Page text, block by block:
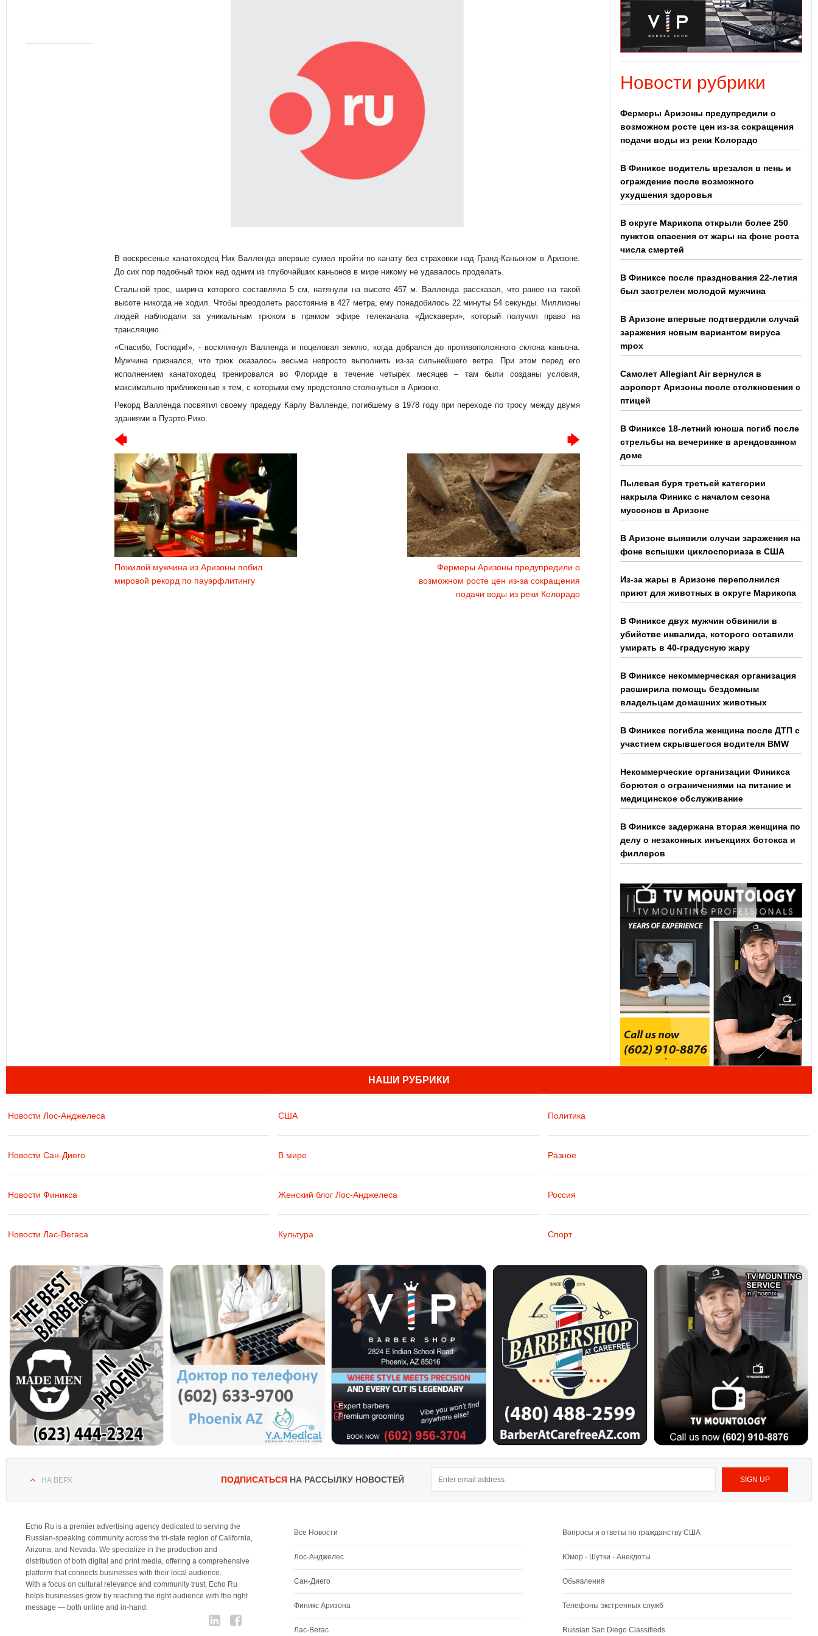
В воскресенье канатоходец Ник Валленда впервые сумел пройти по канату без страховки над Гранд-Каньоном в Аризоне.
До сих пор подобный трюк над одним из глубочайших каньонов в мире никому не удавалось проделать.
Стальной трос, ширина которого составляла 5 см, натянули на высоте 457 м. Валленда рассказал, что ранее на такой
высоте никогда не ходил. Чтобы преодолеть расстояние в 427 метра, ему понадобилось 22 минуты 54 секунды. Миллионы
людей наблюдали за уникальным трюком в прямом эфире телеканала «Дискавери», который получил право на
трансляцию.
«Спасибо, Господи!», - воскликнул Валленда и поцеловал землю, когда добрался до противоположного склона каньона.
Мужчина признался, что трюк оказалось весьма непросто выполнить из-за сильнейшего ветра. При этом перед его
исполнением канатоходец тренировался во Флориде в течение четырех месяцев – там были созданы условия,
максимально приближенные к тем, с которыми ему предстояло столкнуться в Аризоне.
Рекорд Валленда посвятил своему прадеду Карлу Валленде, погибшему в 1978 году при переходе по тросу между двумя
зданиями в Пуэрто-Рико.
Пожилой мужчина из Аризоны побил
мировой рекорд по пауэрфлитингу
Фермеры Аризоны предупредили о
возможном росте цен из-за сокращения
подачи воды из реки Колорадо
Новости рубрики
Фермеры Аризоны предупредили о
возможном росте цен из-за сокращения
подачи воды из реки Колорадо
В Финиксе водитель врезался в пень и
ограждение после возможного
ухудшения здоровья
В округе Марикопа открыли более 250
пунктов спасения от жары на фоне роста
числа смертей
В Финиксе после празднования 22-летия
был застрелен молодой мужчина
В Аризоне впервые подтвердили случай
заражения новым вариантом вируса
mpox
Самолет Allegiant Air вернулся в
аэропорт Аризоны после столкновения с
птицей
В Финиксе 18-летний юноша погиб после
стрельбы на вечеринке в арендованном
доме
Пылевая буря третьей категории
накрыла Финикс с началом сезона
муссонов в Аризоне
В Аризоне выявили случаи заражения на
фоне вспышки циклоспориаза в США
Из-за жары в Аризоне переполнился
приют для животных в округе Марикопа
В Финиксе двух мужчин обвинили в
убийстве инвалида, которого оставили
умирать в 40-градусную жару
В Финиксе некоммерческая организация
расширила помощь бездомным
владельцам домашних животных
В Финиксе погибла женщина после ДТП с
участием скрывшегося водителя BMW
Некоммерческие организации Финикса
борются с ограничениями на питание и
медицинское обслуживание
В Финиксе задержана вторая женщина по
делу о незаконных инъекциях ботокса и
филлеров
НАШИ РУБРИКИ
Новости Лос-Анджелеса
Новости Сан-Диего
Новости Финикса
Новости Лас-Вегаса
США
В мире
Женский блог Лос-Анджелеса
Культура
Политика
Разное
Россия
Спорт
НА ВЕРХ ПОДПИСАТЬСЯНА РАССЫЛКУ НОВОСТЕЙ
Echo Ru is a premier advertising agency dedicated to serving the
Russian-speaking community across the tri-state region of California,
Arizona, and Nevada. We specialize in the production and
distribution of both digital and print media, offering a comprehensive
platform that connects businesses with their local audience.
With a focus on cultural relevance and community trust, Echo Ru
helps businesses grow by reaching the right audience with the right
message — both online and in-hand.
Все Новости
Лос-Анджелес
Сан-Диего
Финикс Аризона
Лас-Вегас
Вопросы и ответы по гражданству США
Юмор - Шутки - Анекдоты
Обьявления
Телефоны экстренных служб
Russian San Diego Classifieds